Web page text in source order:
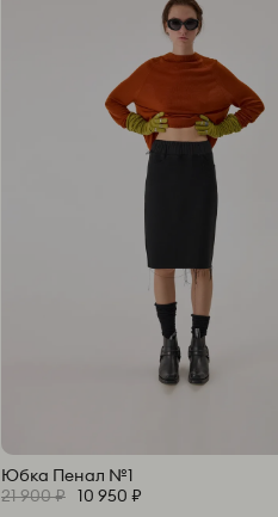
Юбка Пенал №1
21 900 ₽
10 950 ₽